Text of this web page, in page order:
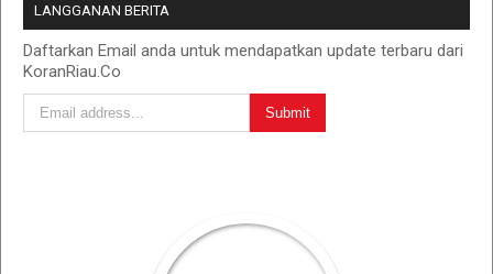
LANGGANAN BERITA
Daftarkan Email anda untuk mendapatkan update terbaru dari
KoranRiau.Co